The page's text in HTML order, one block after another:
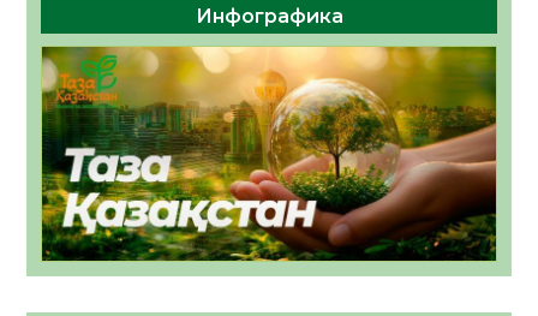
Инфографика